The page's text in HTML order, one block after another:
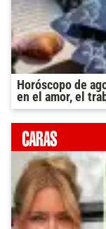
Horóscopo de
en el amor, el